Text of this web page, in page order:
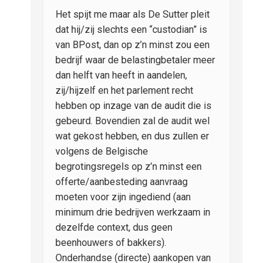
Het spijt me maar als De Sutter pleit
dat hij/zij slechts een “custodian” is
van BPost, dan op z’n minst zou een
bedrijf waar de belastingbetaler meer
dan helft van heeft in aandelen,
zij/hijzelf en het parlement recht
hebben op inzage van de audit die is
gebeurd. Bovendien zal de audit wel
wat gekost hebben, en dus zullen er
volgens de Belgische
begrotingsregels op z’n minst een
offerte/aanbesteding aanvraag
moeten voor zijn ingediend (aan
minimum drie bedrijven werkzaam in
dezelfde context, dus geen
beenhouwers of bakkers).
Onderhandse (directe) aankopen van